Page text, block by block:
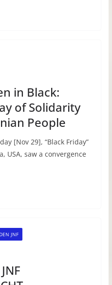
in Black:
of Solidarity
People
[Nov 29], “Black Friday”
USA, saw a convergence
JNF